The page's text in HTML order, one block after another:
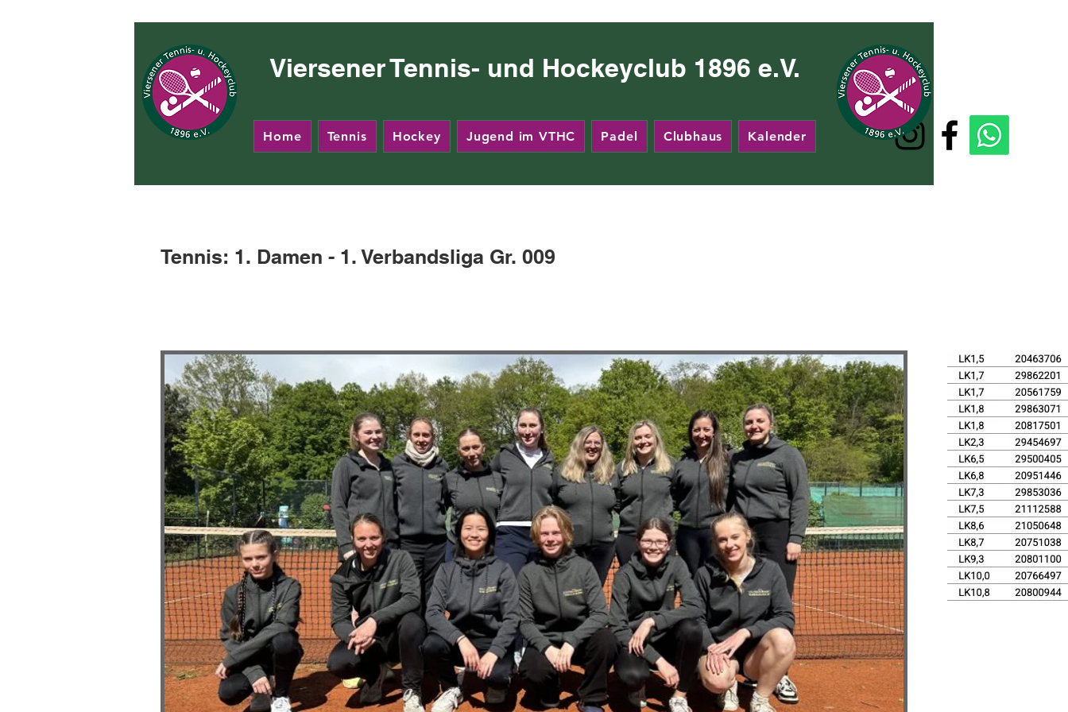
Viersener Tennis- und Hockeyclub 1896 e.V.
Home Tennis Hockey Jugend im VTHC Padel Clubhaus Kalender
Tennis: 1. Damen - 1. Verbandsliga Gr. 009